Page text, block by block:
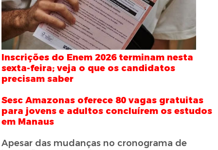
Inscrições do Enem 2026 terminam nesta
sexta-feira; veja o que os candidatos
precisam saber
Sesc Amazonas oferece 80 vagas gratuitas
para jovens e adultos concluírem os estudos
em Manaus
Apesar das mudanças no cronograma de